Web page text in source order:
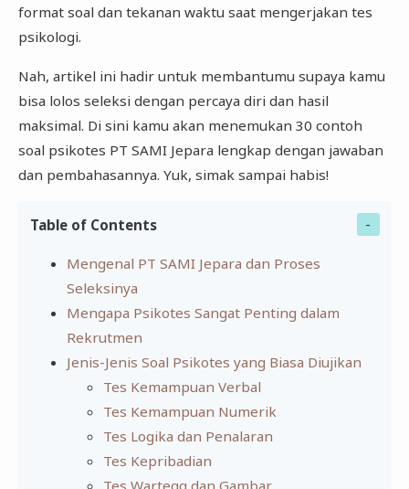
format soal dan tekanan waktu saat mengerjakan tes
psikologi.
Nah, artikel ini hadir untuk membantumu supaya kamu
bisa lolos seleksi dengan percaya diri dan hasil
maksimal. Di sini kamu akan menemukan 30 contoh
soal psikotes PT SAMI Jepara lengkap dengan jawaban
dan pembahasannya. Yuk, simak sampai habis!
Table of Contents
Mengenal PT SAMI Jepara dan Proses
Seleksinya
Mengapa Psikotes Sangat Penting dalam
Rekrutmen
Jenis-Jenis Soal Psikotes yang Biasa Diujikan
Tes Kemampuan Verbal
Tes Kemampuan Numerik
Tes Logika dan Penalaran
Tes Kepribadian